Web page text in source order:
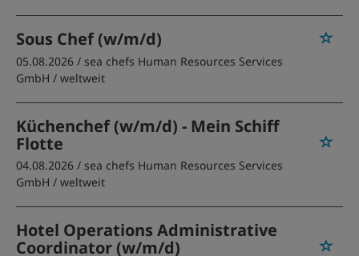
Sous Chef (w/m/d)
05.08.2026 / sea chefs Human Resources Services
GmbH / weltweit
Küchenchef (w/m/d) - Mein Schiff
Flotte
04.08.2026 / sea chefs Human Resources Services
GmbH / weltweit
Hotel Operations Administrative
Coordinator (w/m/d)